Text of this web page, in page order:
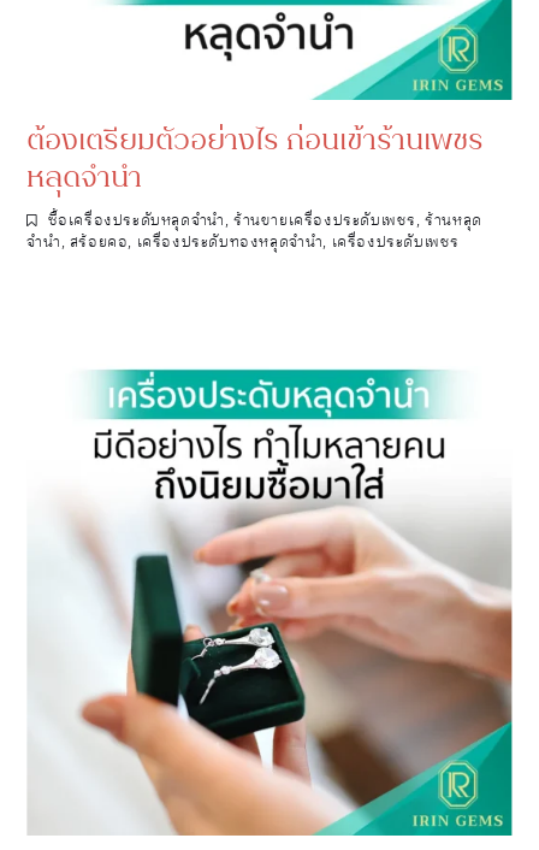
ต้องเตรียมตัวอย่างไร ก่อนเข้าร้านเพชร
หลุดจำนำ
ซื้อเครื่องประดับหลุดจำนำ,ร้านขายเครื่องประดับเพชร,ร้านหลุด
จำนำ, สร้อยคอ, เครื่องประดับทองหลุดจำนำ, เครื่องประดับเพชร